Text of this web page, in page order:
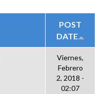
POST
DATE
Viernes,
Febrero
2, 2018 -
02:07